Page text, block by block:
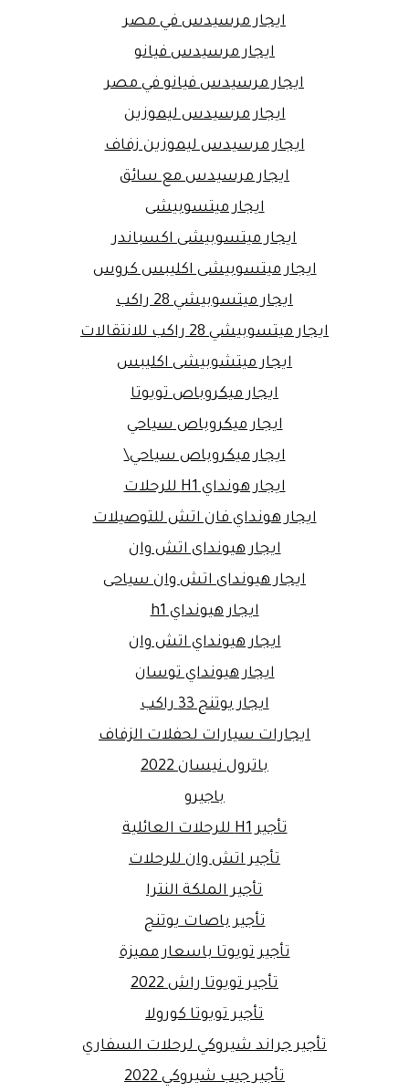
ايجار مرسيدس في مصر
ايجار مرسيدس فيانو
ايجار مرسيدس فيانو في مصر
ايجار مرسيدس ليموزين
ايجار مرسيدس ليموزين زفاف
ايجار مرسيدس مع سائق
ايجار ميتسوبيشى
ايجار ميتسوبيشى اكسباندر
ايجار ميتسوبيشى اكليبس كروس
ايجار ميتسوبيشي 28 راكب
ايجار ميتسوبيشي 28 راكب للانتقالات
ايجار ميتشوبيشى اكليبس
ايجار ميكروباص تويوتا
ايجار ميكروباص سياحي
ايجار ميكروباص سياحي\
ايجار هونداي H1 للرحلات
ايجار هونداي فان اتش للتوصيلات
ايجار هيونداى اتش وان
ايجار هيونداى اتش وان سياحى
ايجار هيونداي h1
ايجار هيونداي اتش وان
ايجار هيونداي توسان
ايجار يوتنج 33 راكب
ايجارات سيارات لحفلات الزفاف
باترول نيسان 2022
باجيرو
تأجير H1 للرحلات العائلية
تأجير اتش وان للرحلات
تأجير الملكة النترا
تأجير باصات يوتنج
تأجير تويوتا باسعار مميزة
تأجير تويوتا راش 2022
تأجير تويوتا كورولا
تأجير جراند شيروكي لرحلات السفاري
تأجير جيب شيروكي 2022